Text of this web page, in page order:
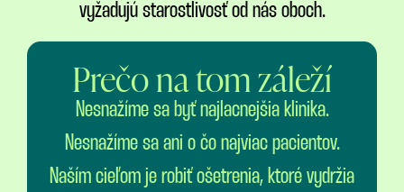
vyžadujú starostlivosť od nás oboch.
Prečo na tom záleží
Nesnažíme sa byť najlacnejšia klinika.
Nesnažíme sa ani o čo najviac pacientov.
Naším cieľom je robiť ošetrenia, ktoré vydržia